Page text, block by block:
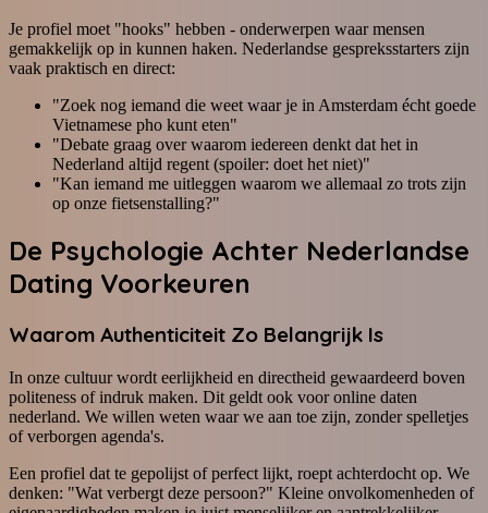
Je profiel moet "hooks" hebben - onderwerpen waar mensen
gemakkelijk op in kunnen haken. Nederlandse gespreksstarters zijn
vaak praktisch en direct:
"Zoek nog iemand die weet waar je in Amsterdam écht goede
Vietnamese pho kunt eten"
"Debate graag over waarom iedereen denkt dat het in
Nederland altijd regent (spoiler: doet het niet)"
"Kan iemand me uitleggen waarom we allemaal zo trots zijn
op onze fietsenstalling?"
De Psychologie Achter Nederlandse
Dating Voorkeuren
Waarom Authenticiteit Zo Belangrijk Is
In onze cultuur wordt eerlijkheid en directheid gewaardeerd boven
politeness of indruk maken. Dit geldt ook voor online daten
nederland. We willen weten waar we aan toe zijn, zonder spelletjes
of verborgen agenda's.
Een profiel dat te gepolijst of perfect lijkt, roept achterdocht op. We
denken: "Wat verbergt deze persoon?" Kleine onvolkomenheden of